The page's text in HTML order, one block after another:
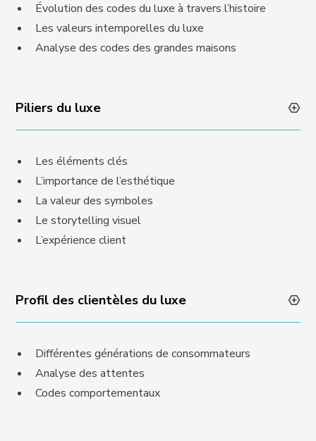
Évolution des codes du luxe à travers l’histoire
Les valeurs intemporelles du luxe
Analyse des codes des grandes maisons
Piliers du luxe
Les éléments clés
L’importance de l’esthétique
La valeur des symboles
Le storytelling visuel
L’expérience client
Profil des clientèles du luxe
Différentes générations de consommateurs
Analyse des attentes
Codes comportementaux